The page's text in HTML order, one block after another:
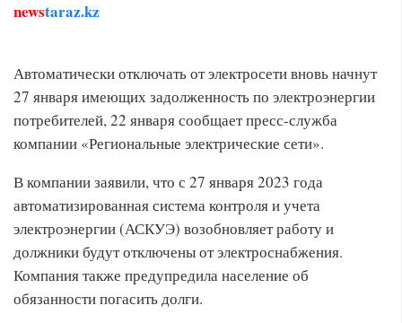
newstaraz.kz
Автоматически отключать от электросети вновь начнут
27 января имеющих задолженность по электроэнергии
потребителей, 22 января сообщает пресс-служба
компании «Региональные электрические сети».
В компании заявили, что с 27 января 2023 года
автоматизированная система контроля и учета
электроэнергии (АСКУЭ) возобновляет работу и
должники будут отключены от электроснабжения.
Компания также предупредила население об
обязанности погасить долги.